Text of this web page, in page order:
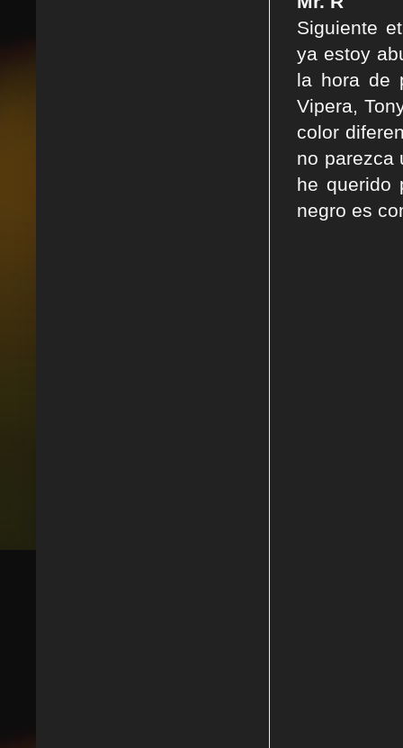
Siguiente
ya estoy
la hora de
Vipera,
color
no parezca
he querido
negro es